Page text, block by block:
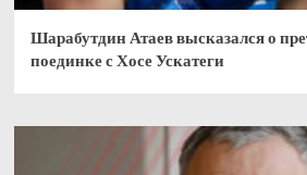
Шарабутдин Атаев высказался о
поединке с Хосе Ускатеги